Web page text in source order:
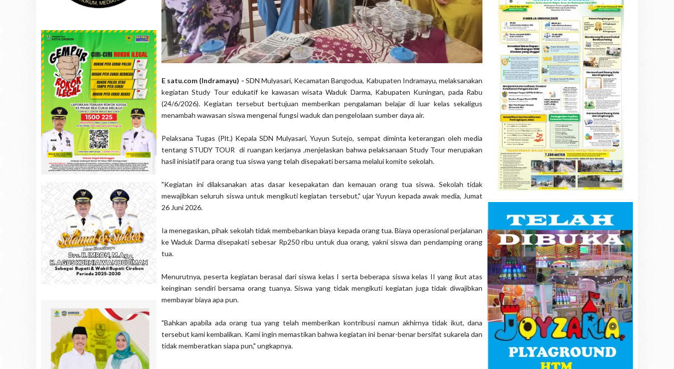
E satu.com (Indramayu) - SDN Mulyasari, Kecamatan Bangodua, Kabupaten Indramayu, melaksanakan
kegiatan Study Tour edukatif ke kawasan wisata Waduk Darma, Kabupaten Kuningan, pada Rabu
(24/6/2026). Kegiatan tersebut bertujuan memberikan pengalaman belajar di luar kelas sekaligus
menambah wawasan siswa mengenai fungsi waduk dan pengelolaan sumber daya air.
Pelaksana Tugas (Plt.) Kepala SDN Mulyasari, Yuyun Sutejo, sempat diminta keterangan oleh media
tentang STUDY TOUR di ruangan kerjanya ,menjelaskan bahwa pelaksanaan Study Tour merupakan
hasil inisiatif para orang tua siswa yang telah disepakati bersama melalui komite sekolah.
"Kegiatan ini dilaksanakan atas dasar kesepakatan dan kemauan orang tua siswa. Sekolah tidak
mewajibkan seluruh siswa untuk mengikuti kegiatan tersebut," ujar Yuyun kepada awak media, Jumat
26 Juni 2026.
Ia menegaskan, pihak sekolah tidak membebankan biaya kepada orang tua. Biaya operasional perjalanan
ke Waduk Darma disepakati sebesar Rp250 ribu untuk dua orang, yakni siswa dan pendamping orang
tua.
Menurutnya, peserta kegiatan berasal dari siswa kelas I serta beberapa siswa kelas II yang ikut atas
keinginan sendiri bersama orang tuanya. Siswa yang tidak mengikuti kegiatan juga tidak diwajibkan
membayar biaya apa pun.
"Bahkan apabila ada orang tua yang telah memberikan kontribusi namun akhirnya tidak ikut, dana
tersebut kami kembalikan. Kami ingin memastikan bahwa kegiatan ini benar-benar bersifat sukarela dan
tidak memberatkan siapa pun," ungkapnya.